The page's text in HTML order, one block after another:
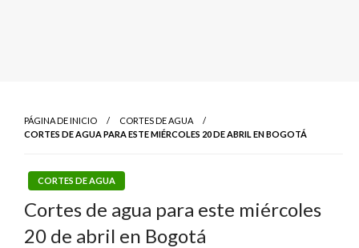
PÁGINA DE INICIO
CORTES DE AGUA
CORTES DE AGUA PARA ESTE MIÉRCOLES 20 DE ABRIL EN BOGOTÁ
CORTES DE AGUA
Cortes de agua para este miércoles
20 de abril en Bogotá